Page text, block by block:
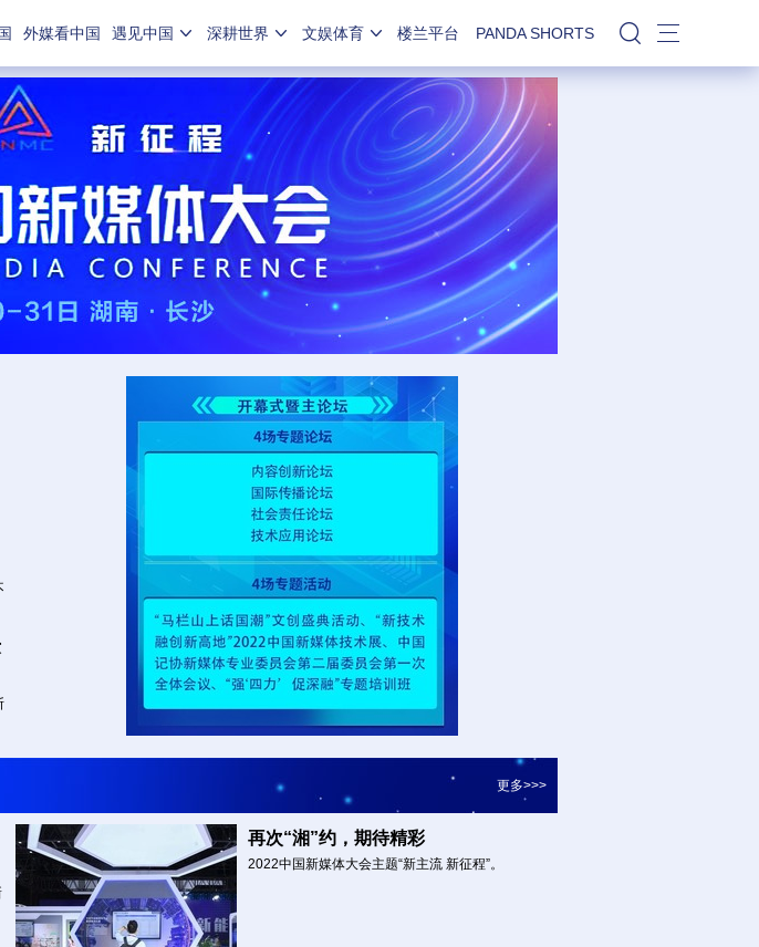
外媒看中国 遇见中国 深耕世界 文娱体育 楼兰平台 PANDA SHORTS 站内搜索
更多>>>
再次“湘”约，期待精彩
2022中国新媒体大会主题“新主流 新征程”。